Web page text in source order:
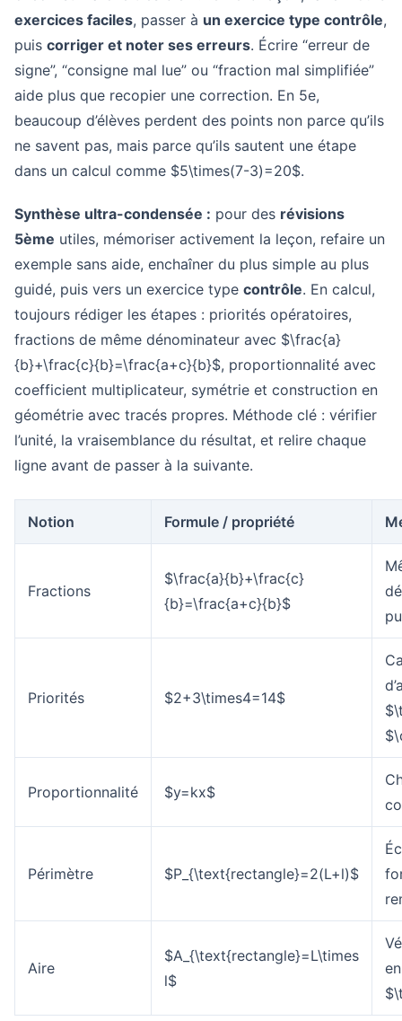
exercices faciles, passer à un exercice type contrôle,
puis corriger et noter ses erreurs. Écrire “erreur de
signe”, “consigne mal lue” ou “fraction mal simplifiée”
aide plus que recopier une correction. En 5e,
beaucoup d’élèves perdent des points non parce qu’ils
ne savent pas, mais parce qu’ils sautent une étape
dans un calcul comme $5\times(7-3)=20$.
Synthèse ultra-condensée : pour des révisions
5ème utiles, mémoriser activement la leçon, refaire un
exemple sans aide, enchaîner du plus simple au plus
guidé, puis vers un exercice type contrôle. En calcul,
toujours rédiger les étapes : priorités opératoires,
fractions de même dénominateur avec $\frac{a}
{b}+\frac{c}{b}=\frac{a+c}{b}$, proportionnalité avec
coefficient multiplicateur, symétrie et construction en
géométrie avec tracés propres. Méthode clé : vérifier
l’unité, la vraisemblance du résultat, et relire chaque
ligne avant de passer à la suivante.
Notion Formule / propriété
Fractions
$\frac{a}{b}+\frac{c}
{b}=\frac{a+c}{b}$
Priorités $2+3\times4=14$
Proportionnalité $y=kx$
Périmètre $P_{\text{rectangle}=2(L+l)$
Aire
$A_{\text{rectangle}=L\times
l$
en